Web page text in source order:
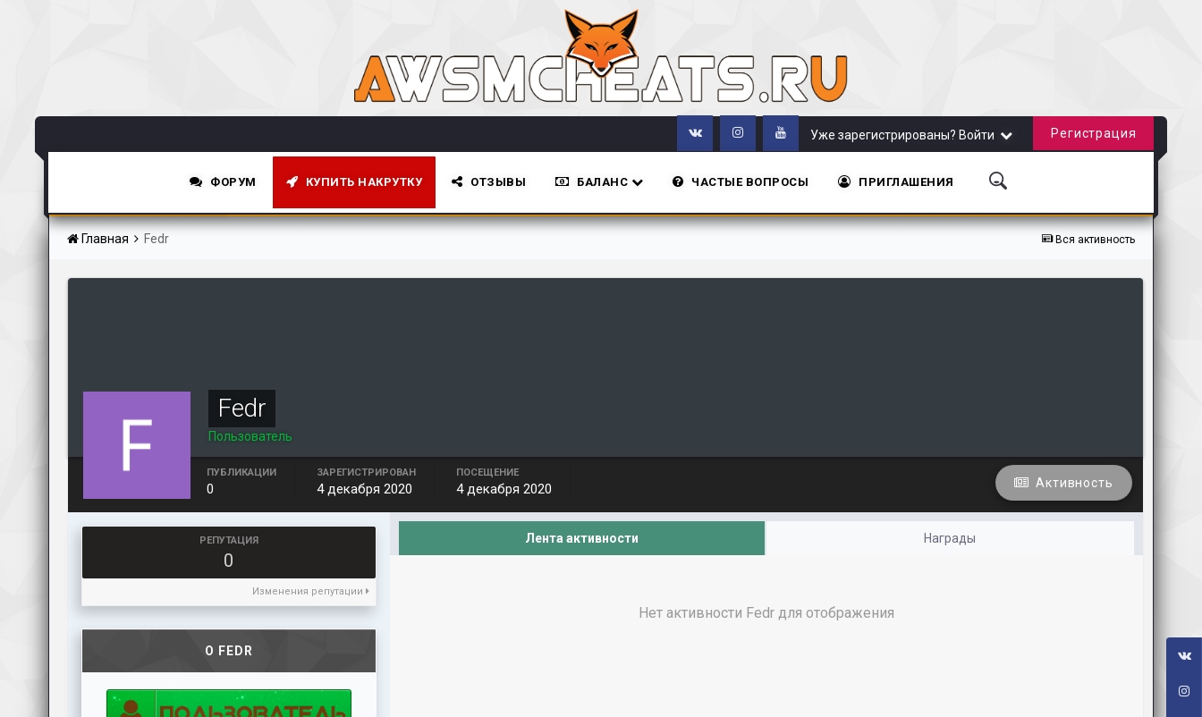
Уже зарегистрированы? Войти Регистрация
ФОРУМ КУПИТЬ НАКРУТКУ ОТЗЫВЫ БАЛАНС ЧАСТЫЕ ВОПРОСЫ
ПРИГЛАШЕНИЯ
Вся активность
Главная Fedr
Fedr
Пользователь
Активность
ПУБЛИКАЦИИ
0
ЗАРЕГИСТРИРОВАН
4 декабря 2020
ПОСЕЩЕНИЕ
4 декабря 2020
РЕПУТАЦИЯ
0
Изменения репутации
О FEDR
Лента активности Награды
Нет активности Fedr для отображения